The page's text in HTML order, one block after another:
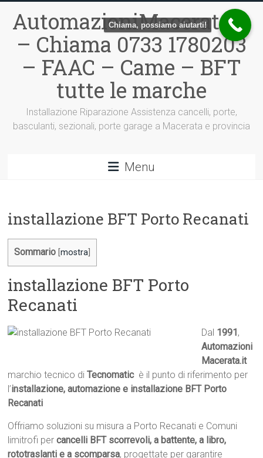
contenuto
AutomazioniMacerata.it
– Chiama 0733 1780203
– FAAC – Came – BFT
tutte le marche
Installazione Riparazione Assistenza cancelli, porte,
basculanti, sezionali, porte garage a Macerata e provincia
Menu
installazione BFT Porto Recanati
Sommario [mostra
installazione BFT Porto
Recanati
Dal 1991 ,
Automazioni
Macerata.it
marchio tecnico diTecnomatic  è il punto di riferimento per
l’installazione, automazione e installazione BFT Porto
Recanati
Offriamo soluzioni su misura a Porto Recanati e Comuni
limitrofi percancelli BFT scorrevoli, a battente, a libro,
rototraslanti e a scomparsa, progettate per garantire
Chiama, possiamo aiutarti!